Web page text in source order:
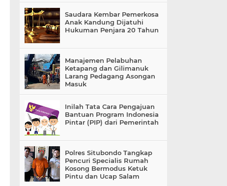
Saudara Kembar Pemerkosa
Anak Kandung Dijatuhi
Hukuman Penjara 20 Tahun
Manajemen Pelabuhan
Ketapang dan Gilimanuk
Larang Pedagang Asongan
Masuk
Inilah Tata Cara Pengajuan
Bantuan Program Indonesia
Pintar (PIP) dari Pemerintah
Polres Situbondo Tangkap
Pencuri Specialis Rumah
Kosong Bermodus Ketuk
Pintu dan Ucap Salam